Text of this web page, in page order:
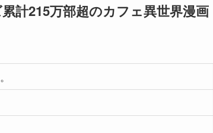
計215万部超のカフェ異世界漫画